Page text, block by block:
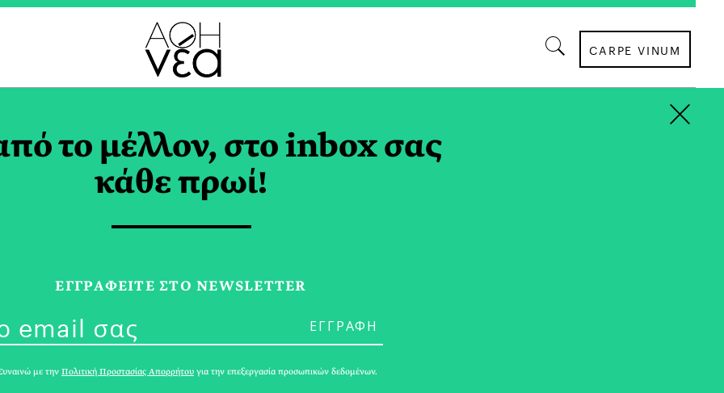
CARPE VINUM
ΠΟΥ ΜΑΖΕΥΟΥΝ ΤΗΝ ΤΣΟΥΚΝΙΔΑ TAG
ΚΥΒΕΛΗ ΧΑΤΖΗΖΗΣΗ
το μέλλον, στο inbox σας
κάθε πρωί!
ΕΓΓPΑΦΕΙΤΕ ΣΤΟ NEWSLETTER
με την Πολιτική Προστασίας Απορρήτου για την επεξεργασία προσωπικών δεδομένων.
×